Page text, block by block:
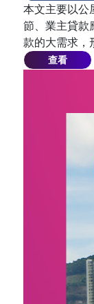
本文主要以公
節、業主貸款
款的大需求，
查看